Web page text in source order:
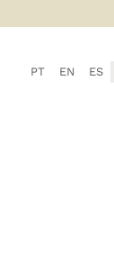
au
PT EN ES